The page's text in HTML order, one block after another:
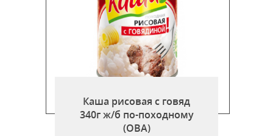
Каша рисовая с говяд
340г ж/б по-походному
(ОВА)